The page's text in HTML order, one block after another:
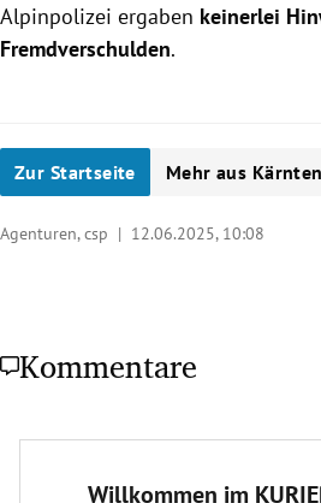
Alpinpolizei ergaben keinerlei
Fremdverschulden.
Zur Startseite Mehr aus Kärnten
Agenturen, csp | 12.06.2025, 10:08
Kommentare